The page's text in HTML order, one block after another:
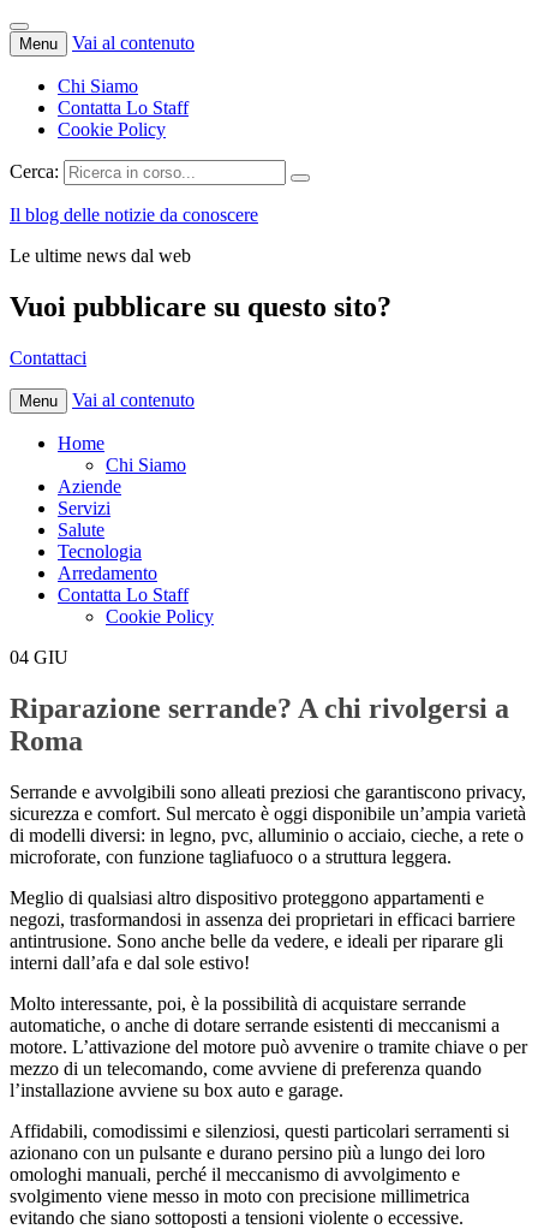
Menu Vai al contenuto
Chi Siamo
Contatta Lo Staff
Cookie Policy
Cerca:
Il blog delle notizie da conoscere
Le ultime news dal web
Vuoi pubblicare su questo sito?
Contattaci
Menu Vai al contenuto
Home
Chi Siamo
Aziende
Servizi
Salute
Tecnologia
Arredamento
Contatta Lo Staff
Cookie Policy
04 GIU
Riparazione serrande? A chi rivolgersi a
Roma
Serrande e avvolgibili sono alleati preziosi che garantiscono privacy,
sicurezza e comfort. Sul mercato è oggi disponibile un’ampia varietà
di modelli diversi: in legno, pvc, alluminio o acciaio, cieche, a rete o
microforate, con funzione tagliafuoco o a struttura leggera.
Meglio di qualsiasi altro dispositivo proteggono appartamenti e
negozi, trasformandosi in assenza dei proprietari in efficaci barriere
antintrusione. Sono anche belle da vedere, e ideali per riparare gli
interni dall’afa e dal sole estivo!
Molto interessante, poi, è la possibilità di acquistare serrande
automatiche, o anche di dotare serrande esistenti di meccanismi a
motore. L’attivazione del motore può avvenire o tramite chiave o per
mezzo di un telecomando, come avviene di preferenza quando
l’installazione avviene su box auto e garage.
Affidabili, comodissimi e silenziosi, questi particolari serramenti si
azionano con un pulsante e durano persino più a lungo dei loro
omologhi manuali, perché il meccanismo di avvolgimento e
svolgimento viene messo in moto con precisione millimetrica
evitando che siano sottoposti a tensioni violente o eccessive.